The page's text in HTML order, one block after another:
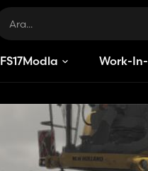
FS15Modlar Work-